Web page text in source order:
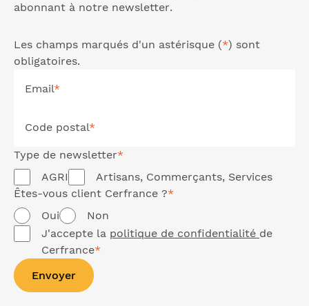
abonnant à notre newsletter.
Les champs marqués d'un astérisque (*) sont
obligatoires.
Email*
Code postal*
Type de newsletter*
AGRI
Artisans, Commerçants, Services
Êtes-vous client Cerfrance ?*
Oui
Non
J'accepte la politique de confidentialité de
Cerfrance*
Envoyer